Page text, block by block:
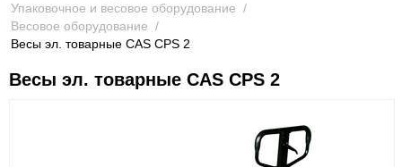
Упаковочное и весовое оборудование /
Весовое оборудование /
Весы эл. товарные CAS CPS 2
Весы эл. товарные CAS CPS 2